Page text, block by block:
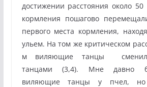
достижении расстояния около
кормления пошагово
первого места кормления,
ульем. На том же критическом
м виляющие танцы
танцами (3,4). Мне давно
виляющие танцы у пчел,